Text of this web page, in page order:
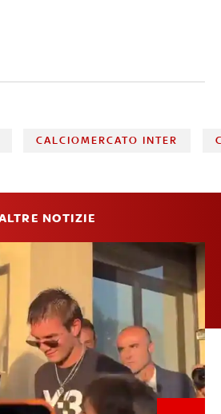
CALCIOMERCATO INTER
NOTIZIE